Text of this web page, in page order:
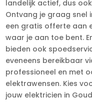
landelijk actief, dus
Ontvang je graag snel
een gratis offerte aan
waar je aan toe bent.
bieden ook
eveneens bereikbaar
professioneel en met
elektrawensen. Kies
jouw elektricien in